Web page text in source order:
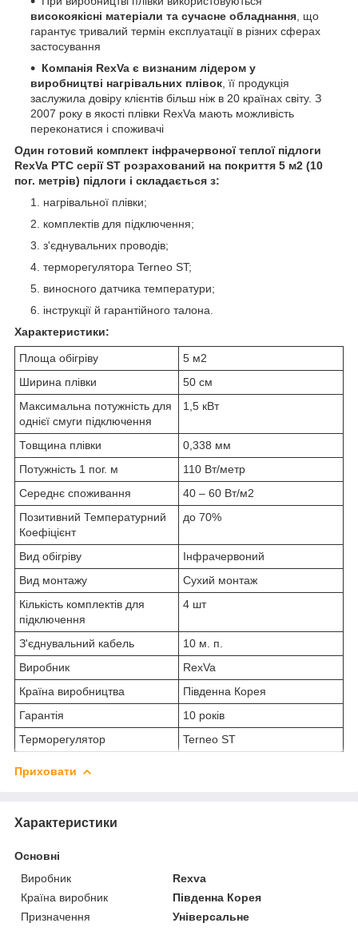
високоякісні матеріали та сучасне обладнання , що
гарантує тривалий термін експлуатації в різних сферах
застосування
Компанія RexVa є визнаним лідером у
виробництві нагрівальних плівок , її продукція
заслужила довіру клієнтів більш ніж в 20 країнах світу. З
2007 року в якості плівки RexVa мають можливість
переконатися і споживачі
Один готовий комплект інфрачервоної теплої підлоги
RexVa PTC серії ST розрахований на покриття 5 м2 (10
пог. метрів) підлоги і складається з:
нагрівальної плівки;
комплектів для підключення;
з'єднувальних проводів;
терморегулятора Terneo ST;
виносного датчика температури;
інструкції й гарантійного талона.
Характеристики:
Площа обігріву
5 м2
Ширина плівки
50 см
Максимальна потужність для
однієї смуги підключення
1,5 кВт
Товщина плівки
0,338 мм
Потужність 1 пог. м
110 Вт/метр
Середнє споживання
40 – 60 Вт/м2
Позитивний Температурний
Коефіцієнт
до 70%
Вид обігріву
Інфрачервоний
Вид монтажу
Сухий монтаж
Кількість комплектів для
підключення
4 шт
З'єднувальний кабель
10 м. п.
Виробник
RexVa
Країна виробництва
Південна Корея
Гарантія
10 років
Терморегулятор
Terneo ST
Приховати
Характеристики
Основні
Виробник
Rexva
Країна виробник
Південна Корея
Призначення
Універсальне